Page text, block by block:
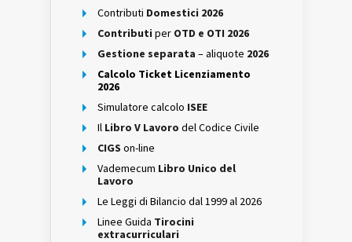
Contributi Domestici 2026
Contributi per OTD e OTI 2026
Gestione separata – aliquote 2026
Calcolo Ticket Licenziamento
2026
Simulatore calcolo ISEE
Il Libro V Lavoro del Codice Civile
CIGS on-line
Vademecum Libro Unico del
Lavoro
Le Leggi di Bilancio dal 1999 al 2026
Linee Guida Tirocini
extracurriculari